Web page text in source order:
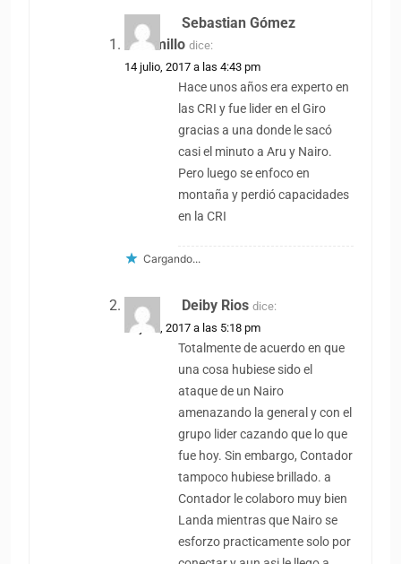
Sebastian Gómez
Jaramillo dice:
14 julio, 2017 a las 4:43 pm
Hace unos años era experto en
las CRI y fue lider en el Giro
gracias a una donde le sacó
casi el minuto a Aru y Nairo.
Pero luego se enfoco en
montaña y perdió capacidades
en la CRI
Cargando...
Deiby Rios dice:
14 julio, 2017 a las 5:18 pm
Totalmente de acuerdo en que
una cosa hubiese sido el
ataque de un Nairo
amenazando la general y con el
grupo lider cazando que lo que
fue hoy. Sin embargo, Contador
tampoco hubiese brillado. a
Contador le colaboro muy bien
Landa mientras que Nairo se
esforzo practicamente solo por